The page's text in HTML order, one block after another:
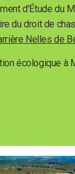
d'Étude du
du droit de
Nelles de
écologique à